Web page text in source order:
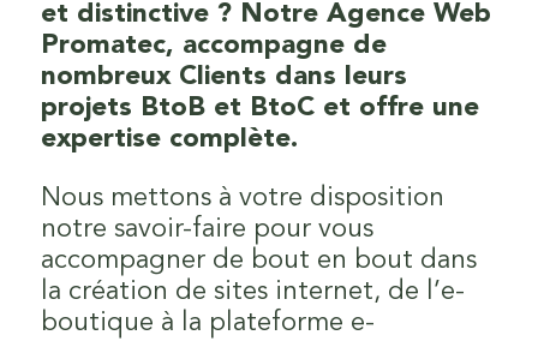
et distinctive ? Notre Agence Web
Promatec, accompagne de
nombreux Clients dans leurs
projets BtoB et BtoC et offre une
expertise complète.
Nous mettons à votre disposition
notre savoir-faire pour vous
accompagner de bout en bout dans
la création de sites internet, de l’e-
boutique à la plateforme e-